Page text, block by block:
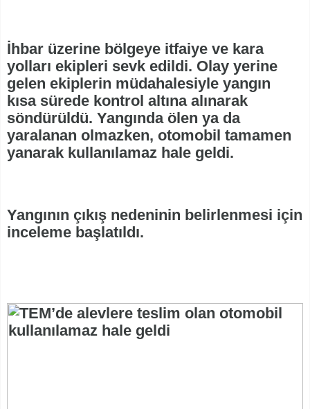
İhbar üzerine bölgeye itfaiye ve kara
yolları ekipleri sevk edildi. Olay yerine
gelen ekiplerin müdahalesiyle yangın
kısa sürede kontrol altına alınarak
söndürüldü. Yangında ölen ya da
yaralanan olmazken, otomobil tamamen
yanarak kullanılamaz hale geldi.
Yangının çıkış nedeninin belirlenmesi için
inceleme başlatıldı.